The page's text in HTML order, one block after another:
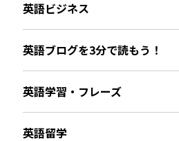
英語ビジネス
英語ブログを3分で読もう！
英語学習・フレーズ
英語留学